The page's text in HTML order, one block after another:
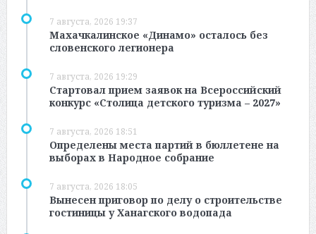
7 августа, 2026 19:37
Махачкалинское «Динамо» осталось без
словенского легионера
7 августа, 2026 19:29
Стартовал прием заявок на Всероссийский
конкурс «Столица детского туризма – 2027»
7 августа, 2026 18:51
Определены места партий в бюллетене на
выборах в Народное собрание
7 августа, 2026 18:05
Вынесен приговор по делу о строительстве
гостиницы у Ханагского водопада